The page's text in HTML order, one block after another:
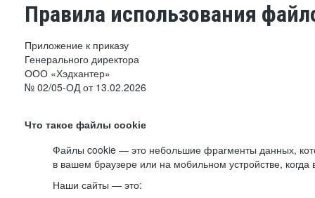
Правила использования
Приложение к приказу
Генерального директора
ООО «Хэдхантер»
№ 02/05-ОД от 13.02.2026
Что такое файлы cookie
Файлы cookie — это небольшие фрагменты данных,
в вашем браузере или на мобильном устройстве,
Наши сайты — это: